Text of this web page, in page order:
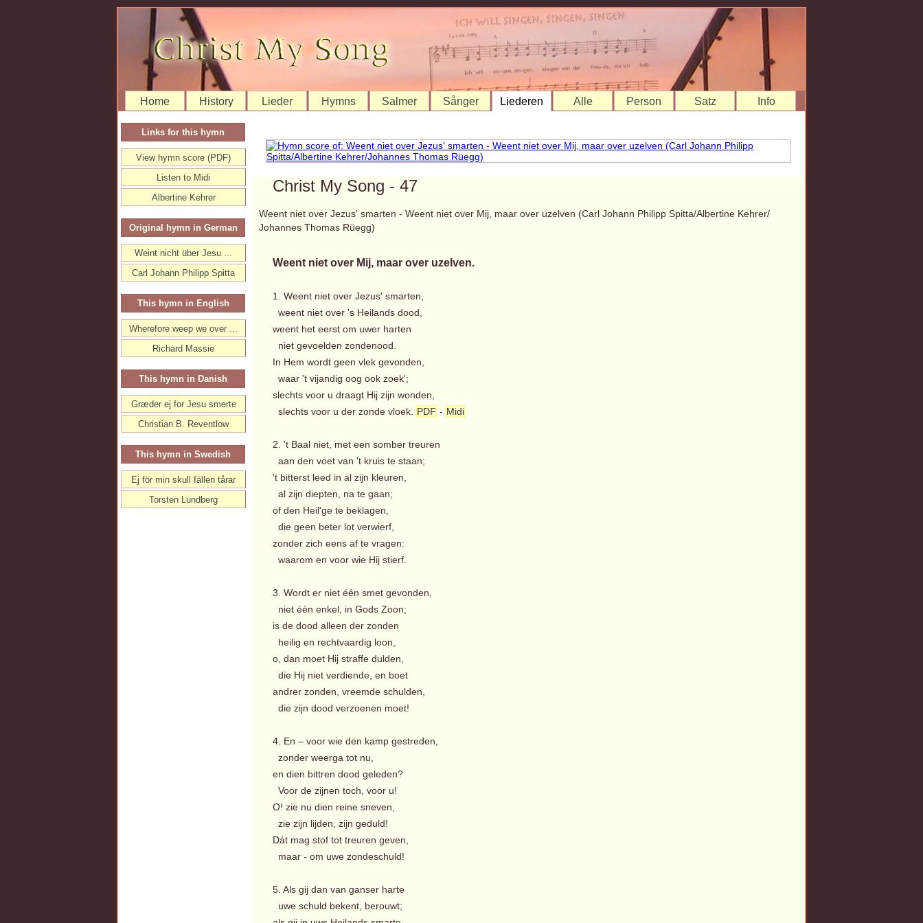
Home History Lieder Hymns Salmer Sånger Liederen Alle Person Satz Info
Christ My Song - 47
Weent niet over Jezus' smarten - Weent niet over Mij, maar over uzelven (Carl Johann Philipp Spitta/Albertine Kehrer/
Johannes Thomas Rüegg)
Weent niet over Mij, maar over uzelven.
1. Weent niet over Jezus' smarten,
weent niet over 's Heilands dood,
weent het eerst om uwer harten
niet gevoelden zondenood.
In Hem wordt geen vlek gevonden,
waar 't vijandig oog ook zoek';
slechts voor u draagt Hij zijn wonden,
slechts voor u der zonde vloek.
PDF - Midi
2. 't Baal niet, met een somber treuren
aan den voet van 't kruis te staan;
't bitterst leed in al zijn kleuren,
al zijn diepten, na te gaan;
of den Heil'ge te beklagen,
die geen beter lot verwierf,
zonder zich eens af te vragen:
waarom en voor wie Hij stierf.
3. Wordt er niet één smet gevonden,
niet één enkel, in Gods Zoon;
is de dood alleen der zonden
heilig en rechtvaardig loon,
o, dan moet Hij straffe dulden,
die Hij niet verdiende, en boet
andrer zonden, vreemde schulden,
die zijn dood verzoenen moet!
4. En – voor wie den kamp gestreden,
zonder weerga tot nu,
en dien bittren dood geleden?
Voor de zijnen toch, voor u!
O! zie nu dien reine sneven,
zie zijn lijden, zijn geduld!
Dát mag stof tot treuren geven,
maar - om uwe zondeschuld!
5. Als gij dan van ganser harte
uwe schuld bekent, berouwt;
Links for this hymn
View hymn score (PDF)
Listen to Midi
Albertine Kehrer
Original hymn in German
Weint nicht über Jesu ...
Carl Johann Philipp Spitta
This hymn in English
Wherefore weep we over ...
Richard Massie
This hymn in Danish
Græder ej for Jesu smerte
Christian B. Reventlow
This hymn in Swedish
Ej för min skull fällen tårar
Torsten Lundberg